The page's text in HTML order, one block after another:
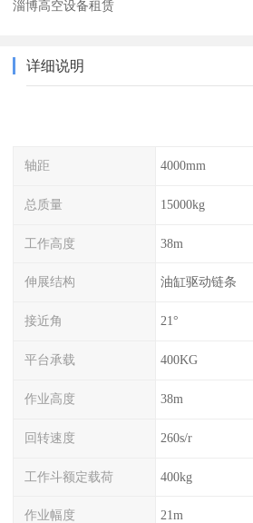
淄博高空设备租赁
详细说明
轴距 4000mm
总质量 15000kg
工作高度 38m
伸展结构 油缸驱动链条
接近角 21°
平台承载 400KG
作业高度 38m
回转速度 260s/r
工作斗额定载荷 400kg
作业幅度 21m